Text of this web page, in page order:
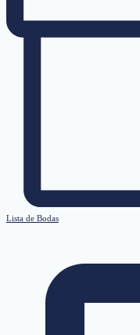
Lista de Bodas